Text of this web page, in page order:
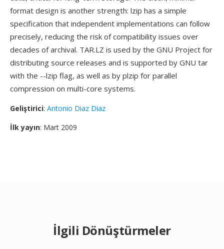
format design is another strength: lzip has a simple
specification that independent implementations can follow
precisely, reducing the risk of compatibility issues over
decades of archival. TAR.LZ is used by the GNU Project for
distributing source releases and is supported by GNU tar
with the --lzip flag, as well as by plzip for parallel
compression on multi-core systems.
Geliştirici: Antonio Diaz Diaz
İlk yayın: Mart 2009
İlgili Dönüştürmeler